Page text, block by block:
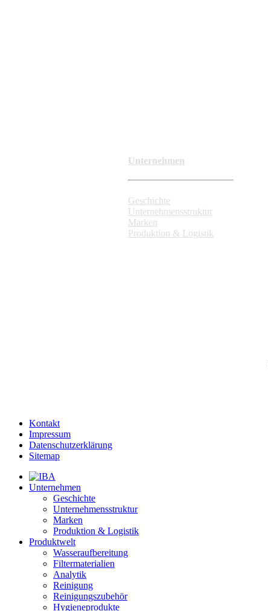
Unternehmen
Geschichte
Unternehmensstruktur
Marken
Produktion & Logistik
Kontakt
Impressum
Datenschutzerklärung
Sitemap
Unternehmen
Geschichte
Unternehmensstruktur
Marken
Produktion & Logistik
Produktwelt
Wasseraufbereitung
Filtermaterialien
Analytik
Reinigung
Reinigungszubehör
Hygieneprodukte